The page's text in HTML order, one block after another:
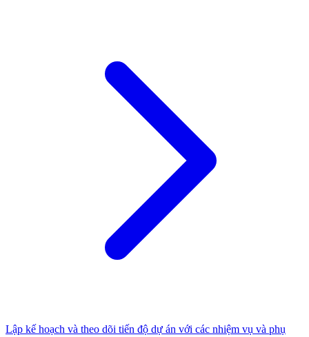
Lập kế hoạch và theo dõi tiến độ dự án với các nhiệm vụ và phụ